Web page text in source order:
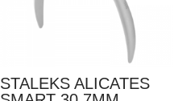
STALEKS ALICATES